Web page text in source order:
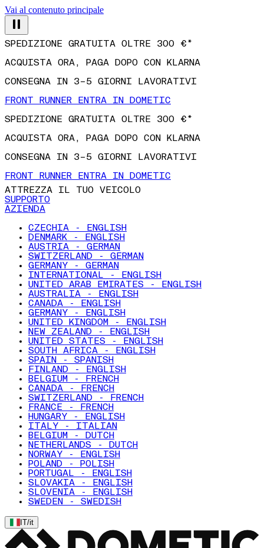
Vai al contenuto principale
SPEDIZIONE GRATUITA OLTRE 300 €*
ACQUISTA ORA, PAGA DOPO CON KLARNA
CONSEGNA IN 3–5 GIORNI LAVORATIVI
FRONT RUNNER ENTRA IN DOMETIC
SPEDIZIONE GRATUITA OLTRE 300 €*
ACQUISTA ORA, PAGA DOPO CON KLARNA
CONSEGNA IN 3–5 GIORNI LAVORATIVI
FRONT RUNNER ENTRA IN DOMETIC
ATTREZZA IL TUO VEICOLO
SUPPORTO
AZIENDA
CZECHIA - ENGLISH
DENMARK - ENGLISH
AUSTRIA - GERMAN
SWITZERLAND - GERMAN
GERMANY - GERMAN
INTERNATIONAL - ENGLISH
UNITED ARAB EMIRATES - ENGLISH
AUSTRALIA - ENGLISH
CANADA - ENGLISH
GERMANY - ENGLISH
UNITED KINGDOM - ENGLISH
NEW ZEALAND - ENGLISH
UNITED STATES - ENGLISH
SOUTH AFRICA - ENGLISH
SPAIN - SPANISH
FINLAND - ENGLISH
BELGIUM - FRENCH
CANADA - FRENCH
SWITZERLAND - FRENCH
FRANCE - FRENCH
HUNGARY - ENGLISH
ITALY - ITALIAN
BELGIUM - DUTCH
NETHERLANDS - DUTCH
NORWAY - ENGLISH
POLAND - POLISH
PORTUGAL - ENGLISH
SLOVAKIA - ENGLISH
SLOVENIA - ENGLISH
SWEDEN - SWEDISH
IT/it